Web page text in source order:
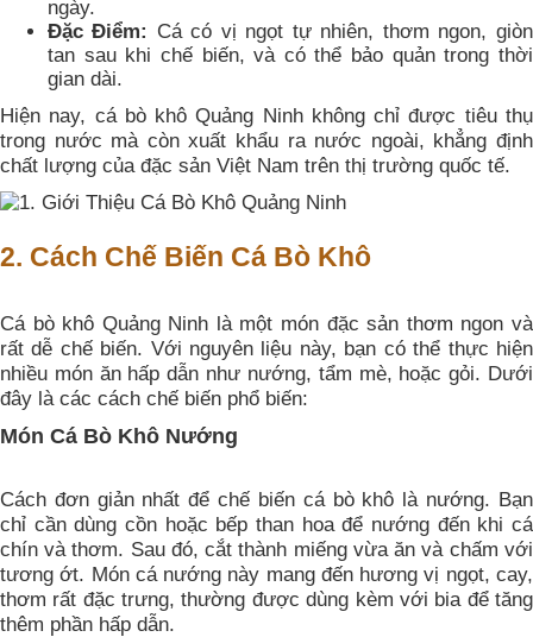
ngày.
Đặc Điểm: Cá có vị ngọt tự nhiên, thơm ngon, giòn
tan sau khi chế biến, và có thể bảo quản trong thời
gian dài.
Hiện nay, cá bò khô Quảng Ninh không chỉ được tiêu thụ
trong nước mà còn xuất khẩu ra nước ngoài, khẳng định
chất lượng của đặc sản Việt Nam trên thị trường quốc tế.
2. Cách Chế Biến Cá Bò Khô
Cá bò khô Quảng Ninh là một món đặc sản thơm ngon và
rất dễ chế biến. Với nguyên liệu này, bạn có thể thực hiện
nhiều món ăn hấp dẫn như nướng, tẩm mè, hoặc gỏi. Dưới
đây là các cách chế biến phổ biến:
Món Cá Bò Khô Nướng
Cách đơn giản nhất để chế biến cá bò khô là nướng. Bạn
chỉ cần dùng cồn hoặc bếp than hoa để nướng đến khi cá
chín và thơm. Sau đó, cắt thành miếng vừa ăn và chấm với
tương ớt. Món cá nướng này mang đến hương vị ngọt, cay,
thơm rất đặc trưng, thường được dùng kèm với bia để tăng
thêm phần hấp dẫn.